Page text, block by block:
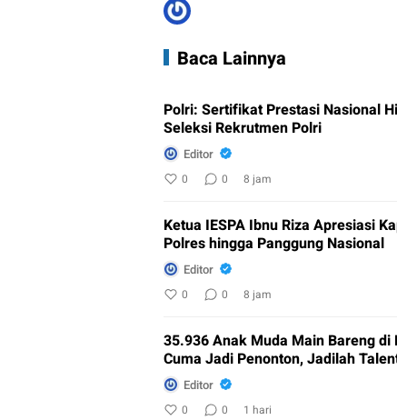
Baca Lainnya
Polri: Sertifikat Prestasi Nasional
Seleksi Rekrutmen Polri
Editor
0 0 8 jam
Ketua IESPA Ibnu Riza Apresiasi
Polres hingga Panggung Nasional
Editor
0 0 8 jam
35.936 Anak Muda Main Bareng
Cuma Jadi Penonton, Jadilah
Editor
0 0 1 hari